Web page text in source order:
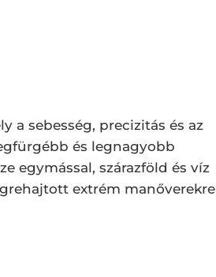
a sebesség, precizitás és az
és legnagyobb
egymással, szárazföld és víz
extrém manőverekre